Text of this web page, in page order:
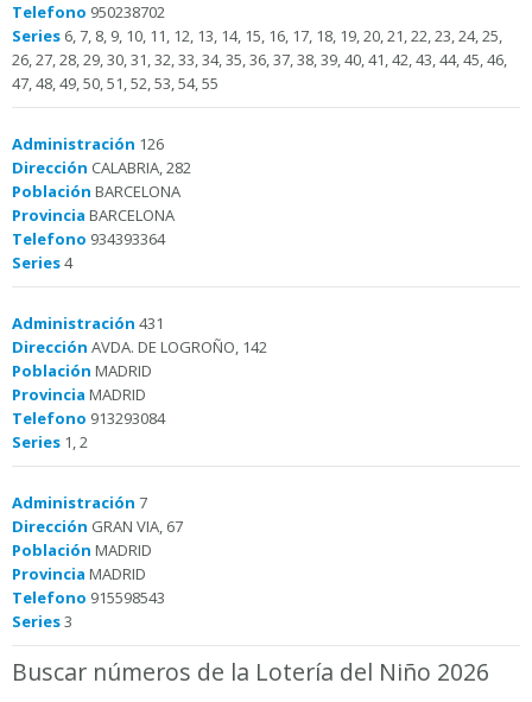
Telefono 950238702
Series 6, 7, 8, 9, 10, 11, 12, 13, 14, 15, 16, 17, 18, 19, 20, 21, 22, 23, 24, 25,
26, 27, 28, 29, 30, 31, 32, 33, 34, 35, 36, 37, 38, 39, 40, 41, 42, 43, 44, 45, 46,
47, 48, 49, 50, 51, 52, 53, 54, 55
Administración 126
Dirección CALABRIA, 282
Población BARCELONA
Provincia BARCELONA
Telefono 934393364
Series4
Administración 431
Dirección AVDA. DE LOGROÑO, 142
Población MADRID
Provincia MADRID
Telefono 913293084
Series 1, 2
Administración 7
Dirección GRAN VIA, 67
Población MADRID
Provincia MADRID
Telefono 915598543
Series3
Buscar números de la Lotería del Niño 2026